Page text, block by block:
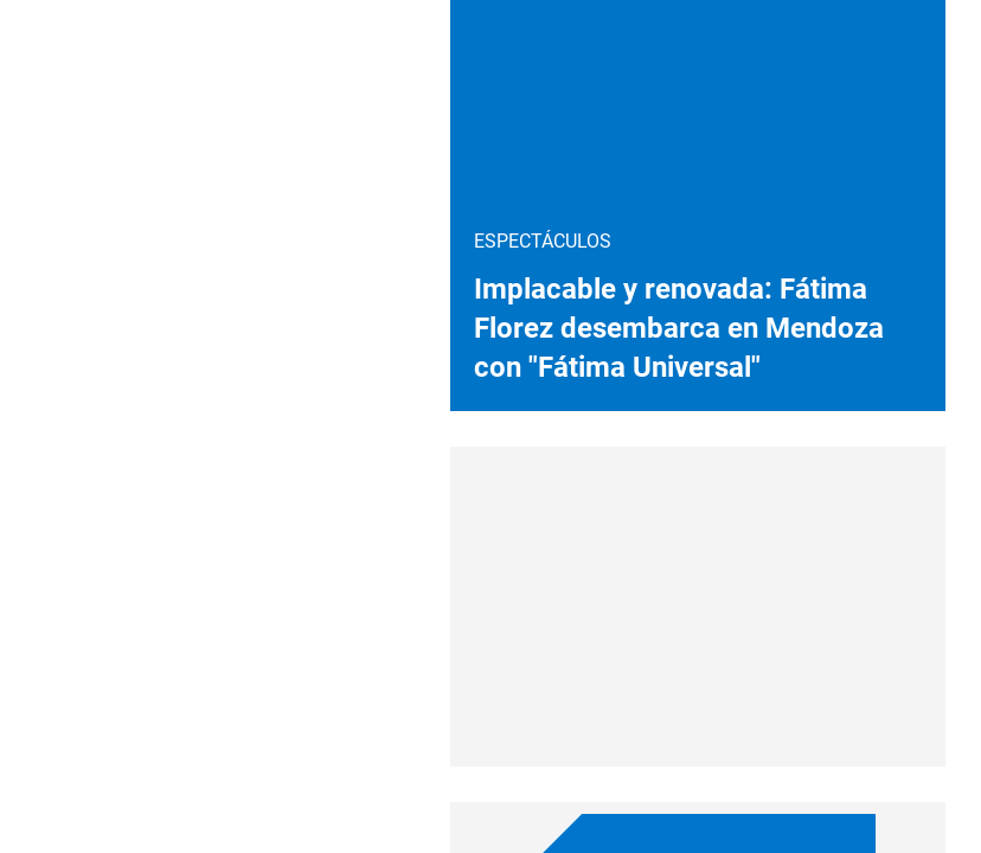
ESPECTÁCULOS
Implacable y renovada: Fátima
Florez desembarca en Mendoza
con "Fátima Universal"